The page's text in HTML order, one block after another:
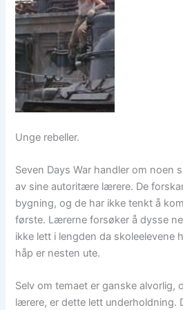
Unge rebeller.
Seven Days War handler om noen
av sine autoritære lærere. De
bygning, og de har ikke tenkt å
første. Lærerne forsøker å dysse
ikke lett i lengden da skoleelevene
håp er nesten ute.
Selv om temaet er ganske alvorlig,
lærere, er dette lett underholdning.